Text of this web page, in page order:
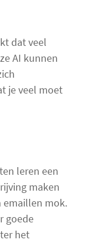
dat veel
AI kunnen
je veel moet
leren een
maken
emaillen mok.
goede
het